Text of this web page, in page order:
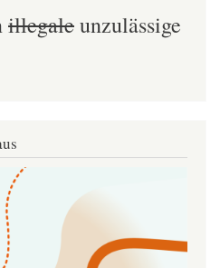
illegaleunzulässige